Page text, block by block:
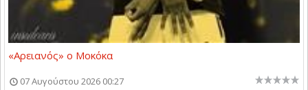
«Αρειανός» ο Μοκόκα
07 Αυγούστου 2026 00:27